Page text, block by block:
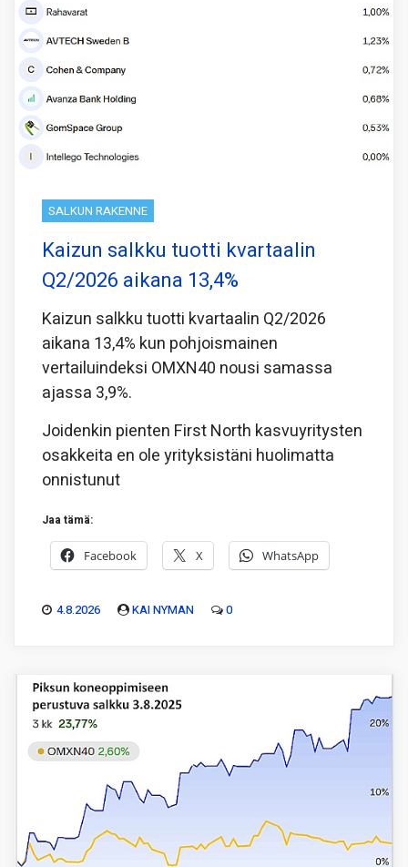
SALKUN RAKENNE
Kaizun salkku tuotti kvartaalin
Q2/2026 aikana 13,4%
Kaizun salkku tuotti kvartaalin Q2/2026
aikana 13,4% kun pohjoismainen
vertailuindeksi OMXN40 nousi samassa
ajassa 3,9%.
Joidenkin pienten First North kasvuyritysten
osakkeita en ole yrityksistäni huolimatta
onnistunut
Jaa tämä:
Facebook X WhatsApp
4.8.2026 KAI NYMAN 0